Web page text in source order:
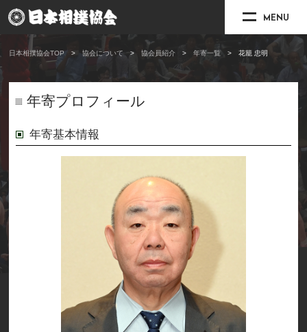
MENU
日本相撲協会TOP 協会について 協会員紹介 年寄一覧 花籠 忠明
年寄プロフィール
年寄基本情報